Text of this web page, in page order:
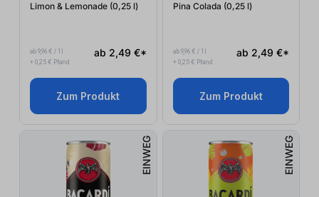
Limon & Lemonade (0,25 l)
ab 9,96 € / 1 l
+ 0,25 € Pfand
ab 2,49 €*
Zum Produkt
Pina Colada (0,25 l)
ab 9,96 € / 1 l
+ 0,25 € Pfand
ab 2,49 €*
Zum Produkt
EINWEG EINWEG